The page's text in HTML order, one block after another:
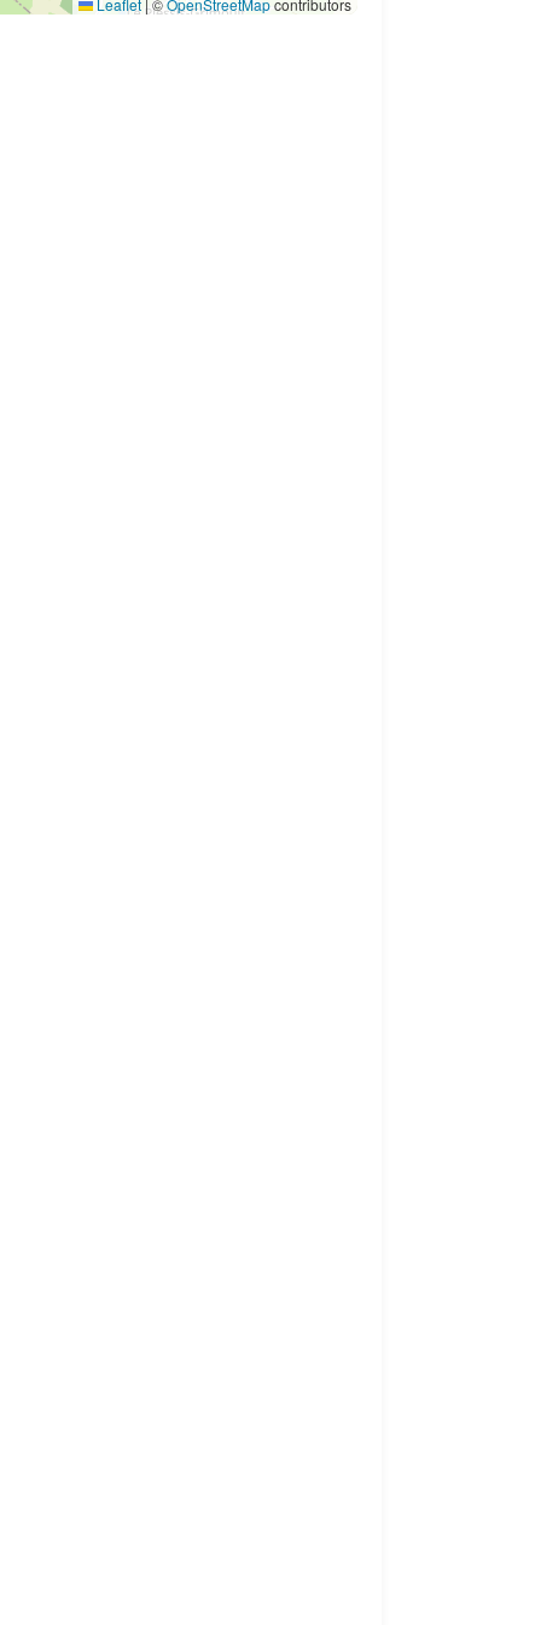
Leaflet |©OpenStreetMapcontributors